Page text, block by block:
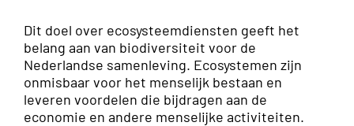
Dit doel over ecosysteemdiensten geeft het
belang aan van biodiversiteit voor de
Nederlandse samenleving. Ecosystemen zijn
onmisbaar voor het menselijk bestaan en
leveren voordelen die bijdragen aan de
economie en andere menselijke activiteiten.